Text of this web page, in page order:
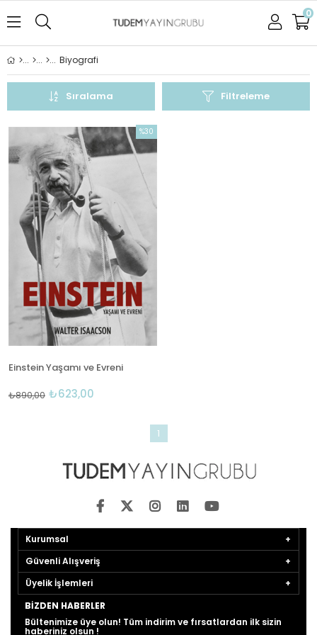
0
Biyografi
Filtreleme
Sıralama
Einstein Yaşamı ve Evreni
₺623,00
₺890,00
%30
%30İndirim
1
Kurumsal
Güvenli Alışveriş
Üyelik İşlemleri
BIZDEN HABERLER
Bültenimize üye olun! Tüm indirim ve fırsatlardan ilk sizin
haberiniz olsun !